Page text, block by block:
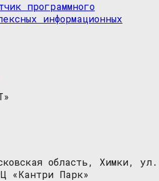
программного
информационных
область, Химки, ул.
«Кантри Парк»